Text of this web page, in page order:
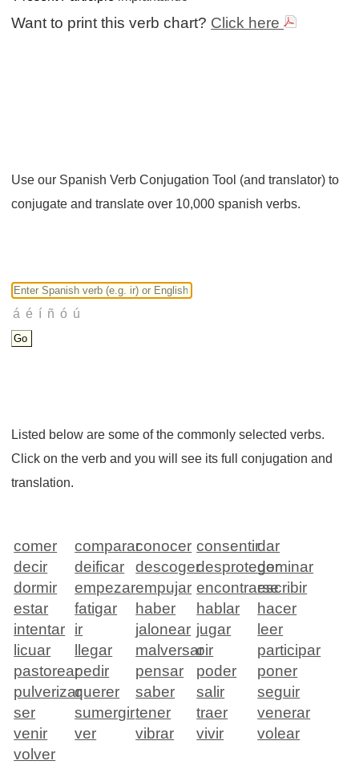
Want to print this verb chart? Click here
Use our Spanish Verb Conjugation Tool (and translator) to
conjugate and translate over 10,000 spanish verbs.
Listed below are some of the commonly selected verbs.
Click on the verb and you will see its full conjugation and
translation.
comer compararconocer consentirdar
decir
deificar descogerdesprotegerdominar
dormir
empezarempujar encontrarseescribir
estar
fatigar haber hablar
hacer
intentar
ir jalonear jugar
leer
licuar
llegar malversaroir
participar
pastorearpedir pensar poder
poner
pulverizarquerer saber salir
seguir
ser
sumergirtener traer
venerar
venir
ver vibrar vivir
volear
volver